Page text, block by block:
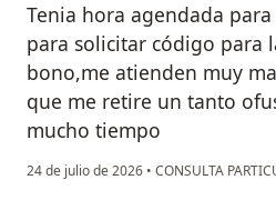
Tenia hora agendada
para solicitar código para
bono,me atienden muy
que me retire un tanto
mucho tiempo
24 de julio de 2026 • CONSULTA